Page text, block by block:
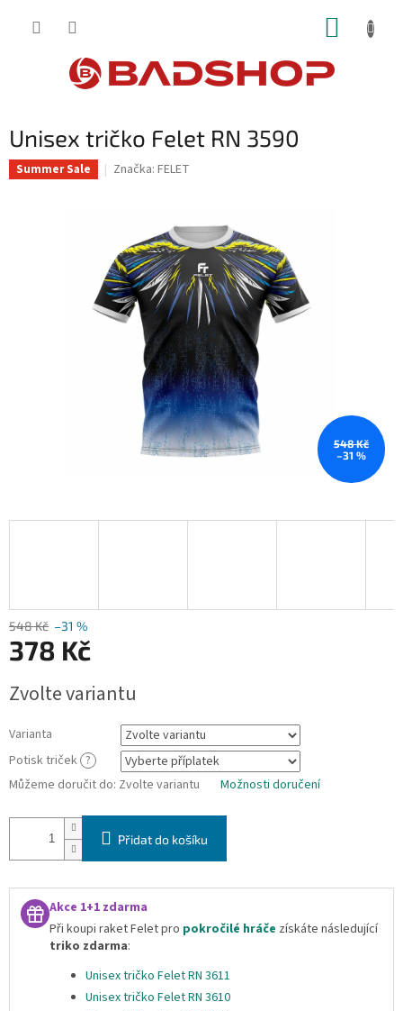
Unisex tričko Felet RN 3590
Summer Sale Značka: FELET
548 Kč
–31 %
548 Kč –31 %
378 Kč
cena:
Zvolte variantu
Varianta
Potisk triček ?
Můžeme doručit do: Zvolte variantu Možnosti doručení
Přidat do košíku
Akce 1+1 zdarma
Při koupi raket Felet pro pokročilé hráče získáte následující
triko zdarma:
Unisex tričko Felet RN 3611
Unisex tričko Felet RN 3610